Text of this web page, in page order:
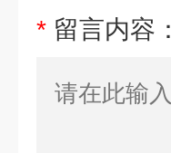
* 留言内容：